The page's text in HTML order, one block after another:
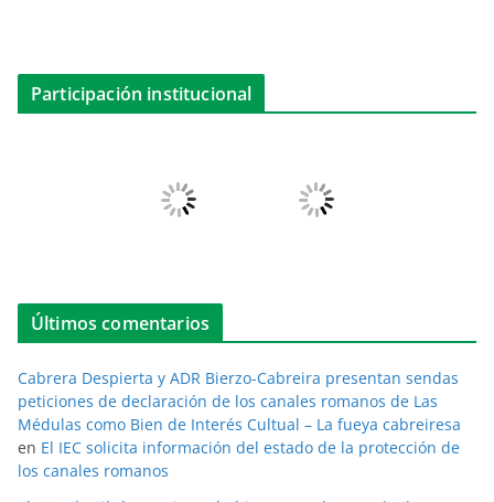
Participación institucional
Últimos comentarios
Cabrera Despierta y ADR Bierzo-Cabreira presentan sendas
peticiones de declaración de los canales romanos de Las
Médulas como Bien de Interés Cultual – La fueya cabreiresa
en El IEC solicita información del estado de la protección de
los canales romanos